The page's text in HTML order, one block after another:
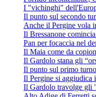
I "vichinghi"
Il punto sul secondo
Anche il Pergine vola
Il Bressanone
Pan per focaccia nel
Il Maia come da
Il Gardolo stana gli
Il punto sul primo
Il Pergine si aggiudica
Il Gardolo travolge gli